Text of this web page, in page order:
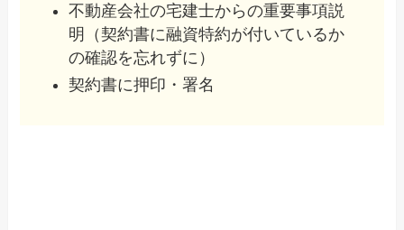
不動産会社の宅建士からの重要事項説
明（契約書に融資特約が付いているか
の確認を忘れずに）
契約書に押印・署名